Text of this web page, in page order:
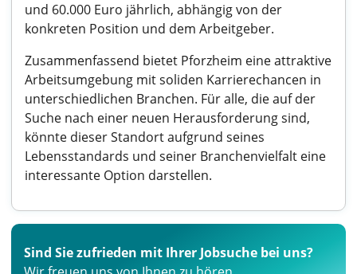
und 60.000 Euro jährlich, abhängig von der
konkreten Position und dem Arbeitgeber.
Zusammenfassend bietet Pforzheim eine attraktive
Arbeitsumgebung mit soliden Karrierechancen in
unterschiedlichen Branchen. Für alle, die auf der
Suche nach einer neuen Herausforderung sind,
könnte dieser Standort aufgrund seines
Lebensstandards und seiner Branchenvielfalt eine
interessante Option darstellen.
Sind Sie zufrieden mit Ihrer Jobsuche bei uns?